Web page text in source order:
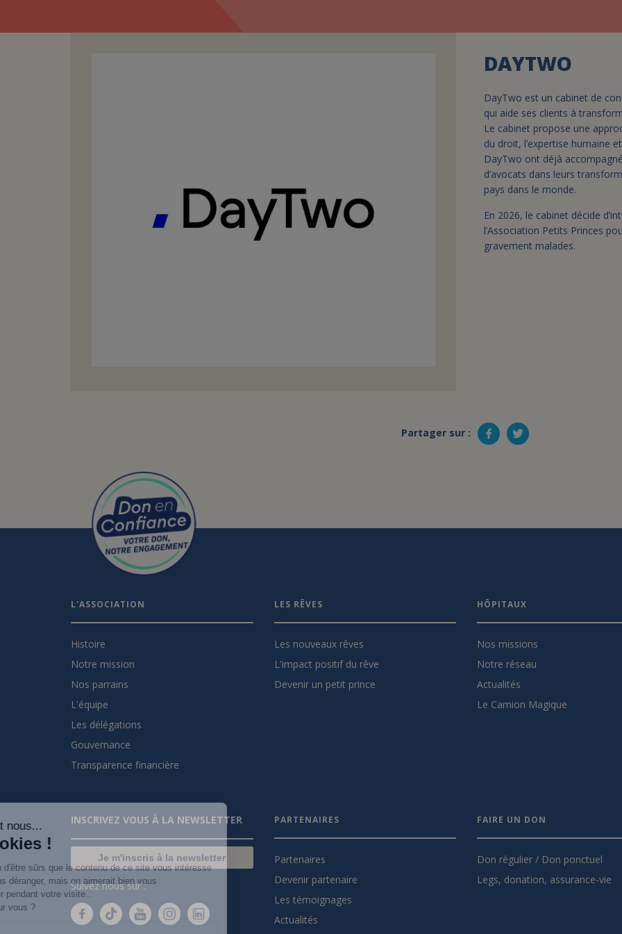
Salut c'est nous...
les Cookies !
On a attendu d'être sûrs que le contenu de ce site vous intéresse
avant de vous déranger, mais on aimerait bien vous
accompagner pendant votre visite...
C'est OK pour vous ?
DAYTWO
DayTwo est un cabinet de
qui aide ses clients à
Le cabinet propose une
du droit, l’expertise humaine
DayTwo ont déjà
d’avocats dans leurs
pays dans le monde.
En 2026, le cabinet décide
l’Association Petits Princes
gravement malades.
Partager sur :
L'ASSOCIATION
Histoire
Notre mission
Nos parrains
L'équipe
Les délégations
Gouvernance
Transparence financière
LES RÊVES
Les nouveaux rêves
L'impact positif du rêve
Devenir un petit prince
HÔPITAUX
Nos missions
Notre réseau
Actualités
Le Camion Magique
INSCRIVEZ VOUS À LA NEWSLETTER
Je m'inscris à la newsletter
Suivez nous sur :
PARTENAIRES
Partenaires
Devenir partenaire
Les témoignages
Actualités
FAIRE UN DON
Don régulier / Don ponctuel
Legs, donation, assurance-vie